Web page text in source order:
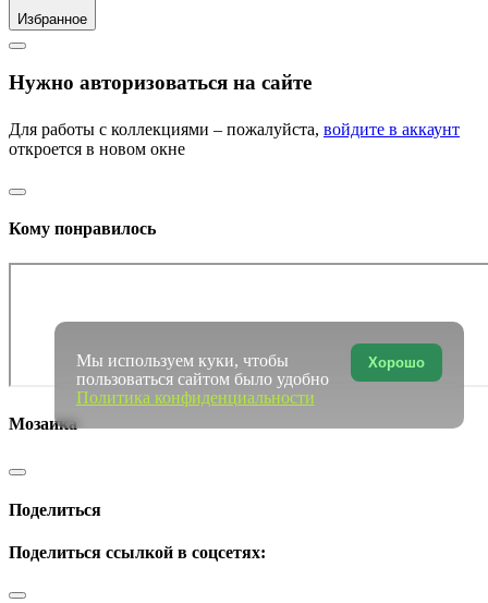
Избранное
Нужно авторизоваться на сайте
Для работы с коллекциями – пожалуйста, войдите в аккаунт
откроется в новом окне
Кому понравилось
Мозаика
Поделиться
Поделиться ссылкой в соцсетях:
Хорошо
Мы используем куки, чтобы
пользоваться сайтом было удобно
Политика конфиденциальности